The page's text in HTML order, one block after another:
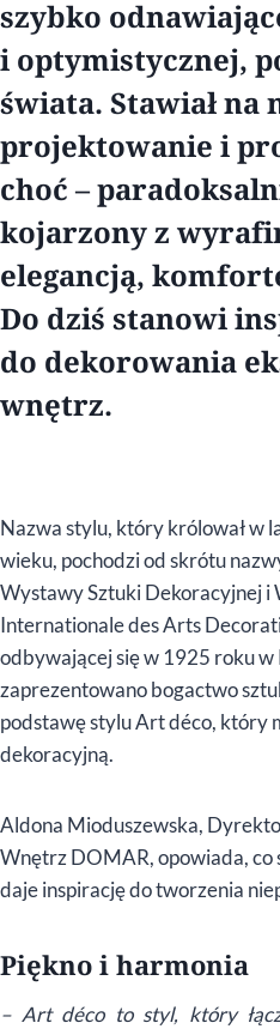
szybko
i optymistycznej,
świata. Stawiał na
projektowanie i
choć –
kojarzony z
elegancją,
Do dziś stanowi
do dekorowania
wnętrz.
Nazwa stylu, który królował w
wieku, pochodzi od skrótu
Wystawy Sztuki Dekoracyjnej i
Internationale des Arts
odbywającej się w 1925 roku
zaprezentowano bogactwo
podstawę stylu Art déco, który
dekoracyjną.
Aldona Mioduszewska,
Wnętrz DOMAR, opowiada, co
daje inspirację do tworzenia
Piękno i harmonia
– Art déco to styl, który